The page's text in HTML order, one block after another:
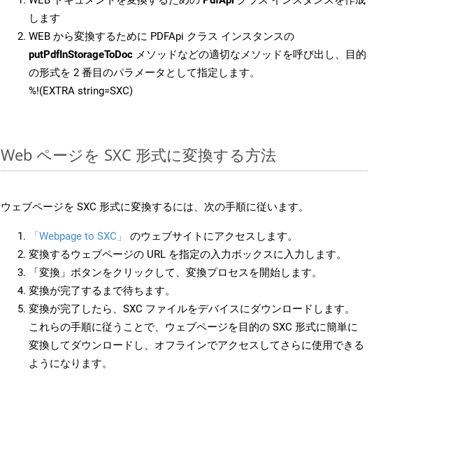
します
WEB から変換するために PDFApi クラス インスタンスの
putPdfInStorageToDoc メソッドなどの適切なメソッドを呼び出し、目的
の形式を 2 番目のパラメータとして指定します。
%!(EXTRA string=SXC)
Web ページを SXC 形式に変換する方法
ウェブページを SXC 形式に変換するには、次の手順に従います。
「Webpage to SXC」
のウェブサイトにアクセスします。
変換するウェブページの URL を指定の入力ボックスに入力します。
「変換」ボタンをクリックして、変換プロセスを開始します。
変換が完了するまで待ちます。
変換が完了したら、SXC ファイルをデバイスにダウンロードします。
これらの手順に従うことで、ウェブページを目的の SXC 形式に簡単に
変換してダウンロードし、オフラインでアクセスしてさらに使用できる
ようになります。